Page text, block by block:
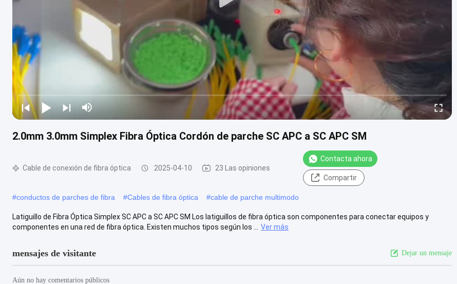
2.0mm 3.0mm Simplex Fibra Óptica Cordón de parche SC APC a SC APC SM
Cable de conexión de fibra óptica 2025-04-10 23 Las opiniones
Contacta ahora
Compartir
#conductos de parches de fibra #Cables de fibra óptica #cable de parche multimodo
Latiguillo de Fibra Óptica Simplex SC APC a SC APC SM Los latiguillos de fibra óptica son componentes para conectar equipos y
componentes en una red de fibra óptica. Existen muchos tipos según los ...
Ver más
mensajes de visitante Dejar un mensaje
Aún no hay comentarios públicos